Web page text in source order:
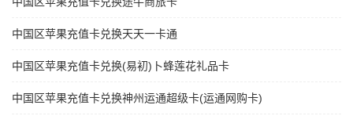
中国区苹果充值卡兑换天天一卡通
中国区苹果充值卡兑换(易初)卜蜂莲花礼品卡
中国区苹果充值卡兑换神州运通超级卡(运通网购卡)